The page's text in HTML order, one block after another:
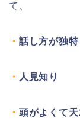
て、
・ 話し方が独特
・ 人見知り
・ 頭がよくて